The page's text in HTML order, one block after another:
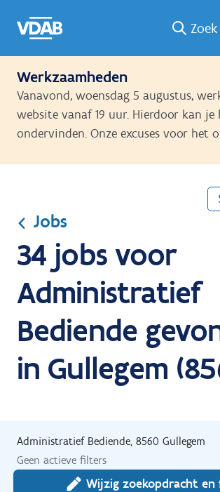
naar
een
een
job
mij?
naar
Zoek
Werkzaamheden
Vanavond, woensdag 5 augustus,
website vanaf 19 uur. Hierdoor kan je
ondervinden. Onze excuses voor het
Jobs
34 jobs voor
Administratief
Bediende
in Gullegem
Administratief Bediende, 8560 Gullegem
Geen actieve filters
Wijzig zoekopdracht en